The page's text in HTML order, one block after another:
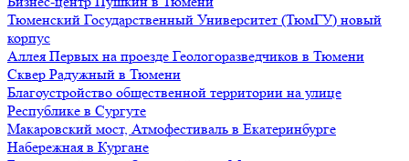
Тюменский Государственный Университет (ТюмГУ) новый
корпус
Аллея Первых на проезде Геологоразведчиков в Тюмени
Сквер Радужный в Тюмени
Благоустройство общественной территории на улице
Республике в Сургуте
Макаровский мост, Атмофестиваль в Екатеринбурге
Набережная в Кургане